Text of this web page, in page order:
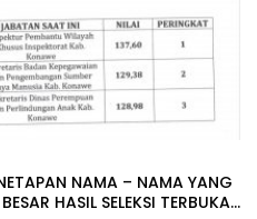
NAMA – NAMA YANG
HASIL SELEKSI TERBUKA